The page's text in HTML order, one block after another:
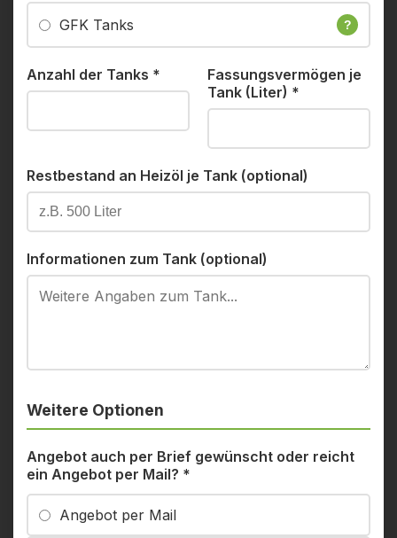
GFK Tanks ?
Anzahl der Tanks *
Fassungsvermögen je
Tank (Liter) *
Restbestand an Heizöl je Tank (optional)
Informationen zum Tank (optional)
Weitere Optionen
Angebot auch per Brief gewünscht oder reicht
ein Angebot per Mail? *
Angebot per Mail